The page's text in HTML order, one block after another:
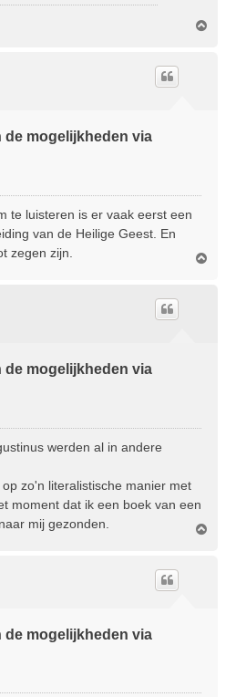
de mogelijkheden via
te luisteren is er vaak eerst een
van de Heilige Geest. En
zegen zijn.
de mogelijkheden via
werden al in andere
zo'n literalistische manier met
moment dat ik een boek van een
mij gezonden.
de mogelijkheden via